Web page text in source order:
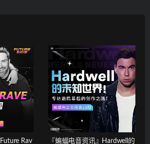
Rav 『蝙蝠电音资讯』Hardwell的